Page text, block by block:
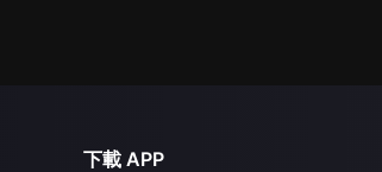
下載 APP